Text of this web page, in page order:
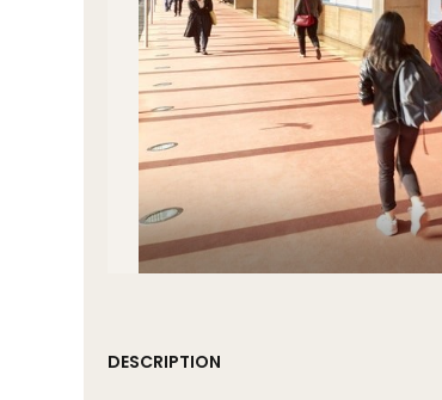
DESCRIPTION